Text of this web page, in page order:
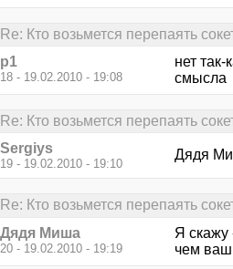
Re: Кто возьмется перепаять
p1
18 - 19.02.2010 - 19:08
нет
смысла
Re: Кто возьмется перепаять
Sergiys
19 - 19.02.2010 - 19:10
Дядя
Re: Кто возьмется перепаять
Дядя Миша
20 - 19.02.2010 - 19:19
Я скажу
чем ваш